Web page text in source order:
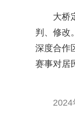
大桥
判、修改
深度合作
赛事对居
2024